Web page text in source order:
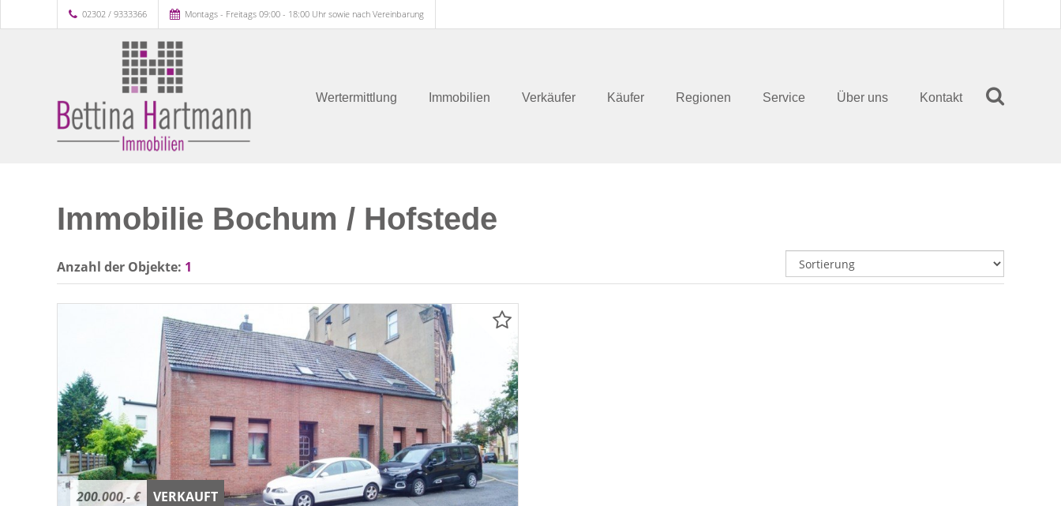
02302 / 9333366 Montags - Freitags 09:00 - 18:00 Uhr sowie nach Vereinbarung
Wertermittlung Immobilien Verkäufer Käufer Regionen Service Über uns Kontakt
Immobilie Bochum / Hofstede
Anzahl der Objekte: 1
200.000,- € VERKAUFT